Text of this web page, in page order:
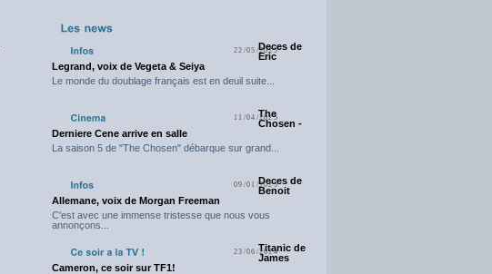
22/05/2025Deces de
Eric
Legrand, voix de Vegeta & Seiya
Le monde du doublage français est en deuil suite...
11/04/2025
The
Chosen -
Derniere Cene arrive en salle
La saison 5 de "The Chosen" débarque sur grand...
09/01/2025Deces de
Benoit
Allemane, voix de Morgan Freeman
C'est avec une immense tristesse que nous vous
annonçons...
23/06/2024Titanic de
James
Cameron, ce soir sur TF1!